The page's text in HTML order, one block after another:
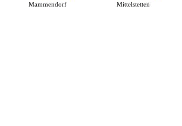
Mammendorf Mittelstetten